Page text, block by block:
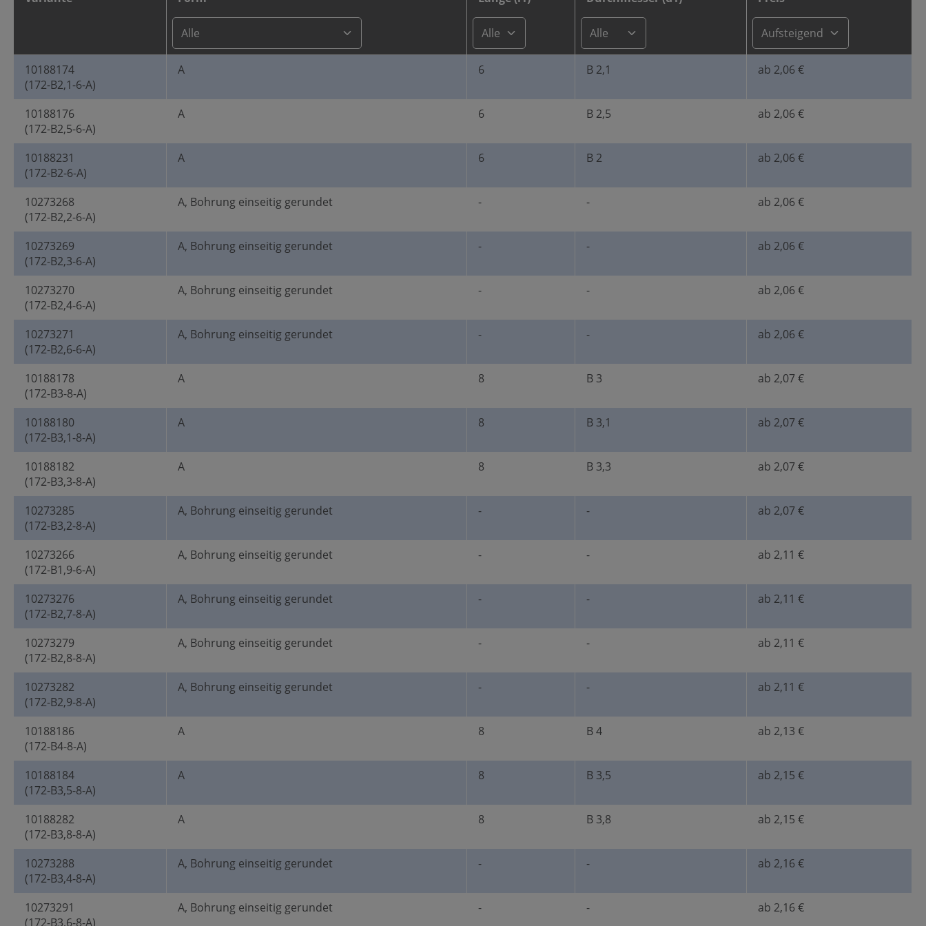
10188174
(172-B2,1-6-A)
A 6 B 2,1 ab 2,06 €
10188176
(172-B2,5-6-A)
A 6 B 2,5 ab 2,06 €
10188231
(172-B2-6-A)
A 6 B 2 ab 2,06 €
10273268
(172-B2,2-6-A)
A, Bohrung einseitig gerundet - - ab 2,06 €
10273269
(172-B2,3-6-A)
A, Bohrung einseitig gerundet - - ab 2,06 €
10273270
(172-B2,4-6-A)
A, Bohrung einseitig gerundet - - ab 2,06 €
10273271
(172-B2,6-6-A)
A, Bohrung einseitig gerundet - - ab 2,06 €
10188178
(172-B3-8-A)
A 8 B 3 ab 2,07 €
10188180
(172-B3,1-8-A)
A 8 B 3,1 ab 2,07 €
10188182
(172-B3,3-8-A)
A 8 B 3,3 ab 2,07 €
10273285
(172-B3,2-8-A)
A, Bohrung einseitig gerundet - - ab 2,07 €
10273266
(172-B1,9-6-A)
A, Bohrung einseitig gerundet - - ab 2,11 €
10273276
(172-B2,7-8-A)
A, Bohrung einseitig gerundet - - ab 2,11 €
10273279
(172-B2,8-8-A)
A, Bohrung einseitig gerundet - - ab 2,11 €
10273282
(172-B2,9-8-A)
A, Bohrung einseitig gerundet - - ab 2,11 €
10188186
(172-B4-8-A)
A 8 B 4 ab 2,13 €
10188184
(172-B3,5-8-A)
A 8 B 3,5 ab 2,15 €
10188282
(172-B3,8-8-A)
A 8 B 3,8 ab 2,15 €
10273288
(172-B3,4-8-A)
A, Bohrung einseitig gerundet - - ab 2,16 €
10273291
(172-B3,6-8-A)
A, Bohrung einseitig gerundet - - ab 2,16 €